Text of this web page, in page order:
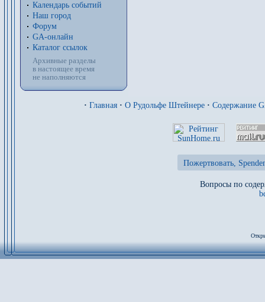
Календарь событий
Наш город
Форум
GA-онлайн
Каталог ссылок
Архивные разделы
в настоящее время
не наполняются
· Главная · О Рудольфе Штейнере · Содержание
Пожертвовать,
Вопросы по